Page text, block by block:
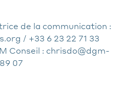
de la communication :
/ +33 6 23 22 71 33
Conseil : chrisdo@dgm-
07